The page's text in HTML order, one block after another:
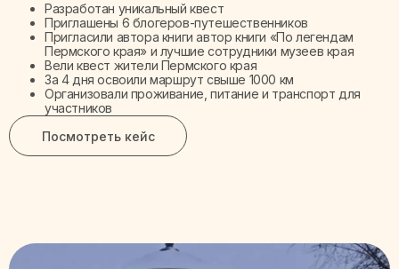
Разработан уникальный квест
Приглашены 6 блогеров-путешественников
Пригласили автора книги автор книги «По легендам
Пермского края» и лучшие сотрудники музеев края
Вели квест жители Пермского края
За 4 дня освоили маршрут свыше 1000 км
Организовали проживание, питание и транспорт для
участников
Посмотреть кейс